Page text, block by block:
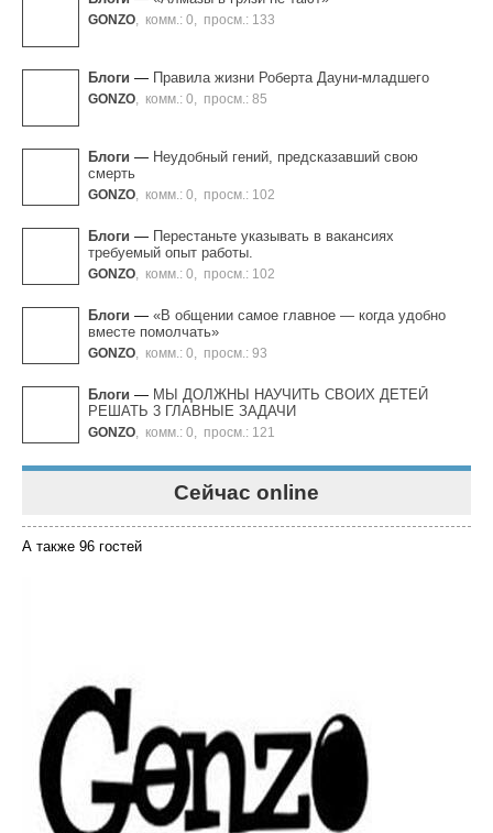
GONZO комм.: 0 просм.: 133
Блоги — Правила жизни Роберта Дауни-младшего
GONZO комм.: 0 просм.: 85
Блоги — Неудобный гений, предсказавший свою
смерть
GONZO комм.: 0 просм.: 102
Блоги — Перестаньте указывать в вакансиях
требуемый опыт работы.
GONZO комм.: 0 просм.: 102
Блоги — «В общении самое главное — когда удобно
вместе помолчать»
GONZO комм.: 0 просм.: 93
Блоги — МЫ ДОЛЖНЫ НАУЧИТЬ СВОИХ ДЕТЕЙ
РЕШАТЬ 3 ГЛАВНЫЕ ЗАДАЧИ
GONZO комм.: 0 просм.: 121
Сейчас online
А также 96 гостей